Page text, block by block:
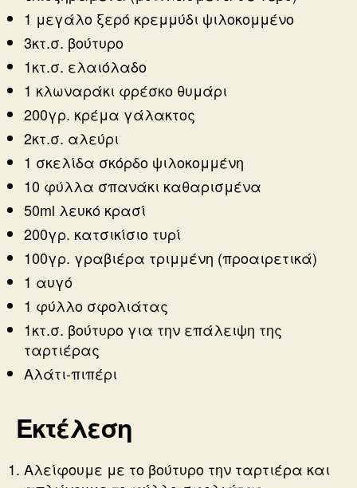
1 μεγάλο ξερό κρεμμύδι ψιλοκομμένο
3κτ.σ. βούτυρο
1κτ.σ. ελαιόλαδο
1 κλωναράκι φρέσκο θυμάρι
200γρ. κρέμα γάλακτος
2κτ.σ. αλεύρι
1 σκελίδα σκόρδο ψιλοκομμένη
10 φύλλα σπανάκι καθαρισμένα
50ml λευκό κρασί
200γρ. κατσικίσιο τυρί
100γρ. γραβιέρα τριμμένη (προαιρετικά)
1 αυγό
1 φύλλο σφολιάτας
1κτ.σ. βούτυρο για την επάλειψη της
ταρτιέρας
Αλάτι-πιπέρι
Εκτέλεση
Αλείφουμε με το βούτυρο την ταρτιέρα και